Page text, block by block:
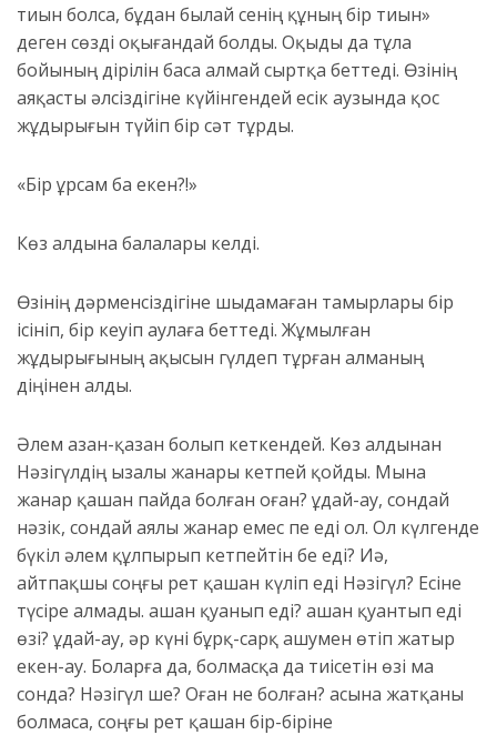
тиын болса, бұдан былай сенің құның бір тиын»
деген сөзді оқығандай болды. Оқыды да тұла
бойының дірілін баса алмай сыртқа беттеді. Өзінің
аяқасты әлсіздігіне күйінгендей есік аузында қос
жұдырығын түйіп бір сәт тұрды.
«Бір ұрсам ба екен?!»
Көз алдына балалары келді.
Өзінің дәрменсіздігіне шыдамаған тамырлары бір
ісініп, бір кеуіп аулаға беттеді. Жұмылған
жұдырығының ақысын гүлдеп тұрған алманың
діңінен алды.
Әлем азан-қазан болып кеткендей. Көз алдынан
Нәзігүлдің ызалы жанары кетпей қойды. Мына
жанар қашан пайда болған оған? Құдай-ау, сондай
нәзік, сондай аялы жанар емес пе еді ол. Ол күлгенде
бүкіл әлем құлпырып кетпейтін бе еді? Иә,
айтпақшы соңғы рет қашан күліп еді Нәзігүл? Есіне
түсіре алмады. Қашан қуанып еді? Қашан қуантып еді
өзі? Құдай-ау, әр күні бұрқ-сарқ ашумен өтіп жатыр
екен-ау. Боларға да, болмасқа да тиісетін өзі ма
сонда? Нәзігүл ше? Оған не болған? Қасына жатқаны
болмаса, соңғы рет қашан бір-біріне